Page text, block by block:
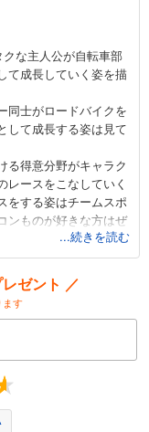
試し読み
カート
試し読み
な主人公が自転車部
て成長していく姿を描
同士がロードバイクを
して成長する姿は見て
る得意分野がキャラク
ースをこなしていく
をする姿はチームスポ
ンものが好きな方はぜ
バイクで無性に走りた
...続きを読む
ゼント ／
す